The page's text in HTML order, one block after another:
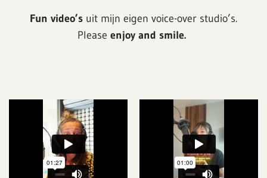
Fun video’s uit mijn eigen voice-over studio’s.
Please enjoy and smile.